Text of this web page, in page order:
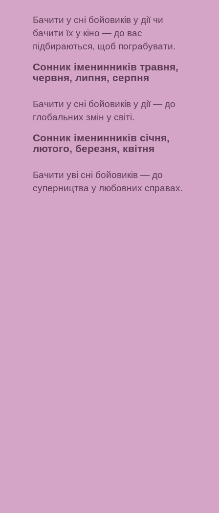
Бачити у сні бойовиків у дії чи
бачити їх у кіно — до вас
підбираються, щоб пограбувати.
Сонник іменинників травня,
червня, липня, серпня
Бачити у сні бойовиків у дії — до
глобальних змін у світі.
Сонник іменинників січня,
лютого, березня, квітня
Бачити уві сні бойовиків — до
суперництва у любовних справах.